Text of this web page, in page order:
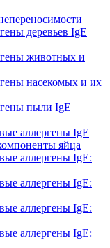
деревьев IgE
животных и
насекомых и их
пыли IgE
аллергены IgE
яйца
аллергены IgE:
аллергены IgE:
аллергены IgE:
аллергены IgE: